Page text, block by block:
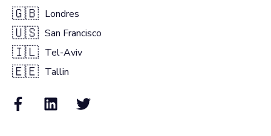
🇬🇧 Londres
🇺🇸 San Francisco
🇮🇱 Tel-Aviv
🇪🇪 Tallin